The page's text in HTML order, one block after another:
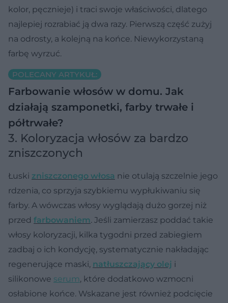
kolor, pęcznieje) i traci swoje właściwości, dlatego
najlepiej rozrabiać ją dwa razy. Pierwszą część zużyj
na odrosty, a kolejną na końce. Niewykorzystaną
farbę wyrzuć.
POLECANY ARTYKUŁ:
Farbowanie włosów w domu. Jak
działają szamponetki, farby trwałe i
półtrwałe?
3. Koloryzacja włosów za bardzo
zniszczonych
Łuski zniszczonego włosa nie otulają szczelnie jego
rdzenia, co sprzyja szybkiemu wypłukiwaniu się
farby. A wówczas włosy wyglądają dużo gorzej niż
przed farbowaniem. Jeśli zamierzasz poddać takie
włosy koloryzacji, kilka tygodni przed zabiegiem
zadbaj o ich kondycję, systematycznie nakładając
regenerujące maski, natłuszczający olej i
silikonowe serum, które dodatkowo wzmocni
osłabione końce. Wskazane jest również podcięcie